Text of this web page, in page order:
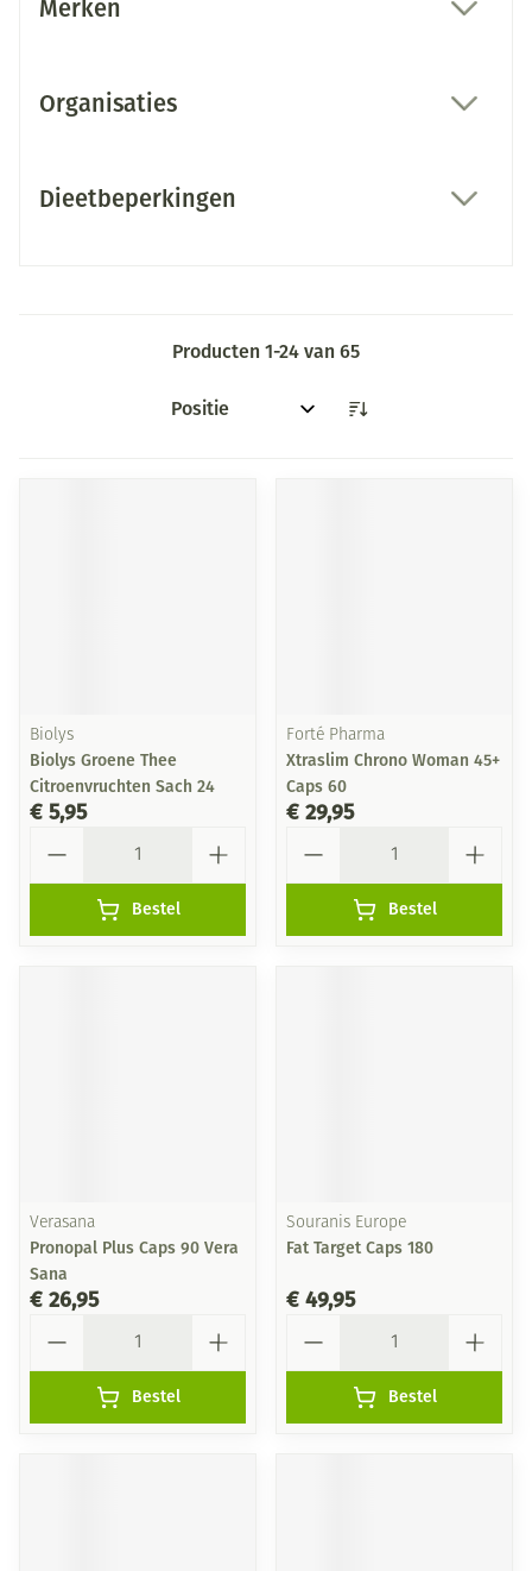
Merken
Organisaties
Dieetbeperkingen
Producten 1-24 van 65
Sorteer op:
Biolys
Biolys Groene Thee
Citroenvruchten Sach 24
€ 5,95
Bestel
Forté Pharma
Xtraslim Chrono Woman 45+
Caps 60
€ 29,95
Bestel
Verasana
Pronopal Plus Caps 90 Vera
Sana
€ 26,95
Bestel
Souranis Europe
Fat Target Caps 180
€ 49,95
Bestel